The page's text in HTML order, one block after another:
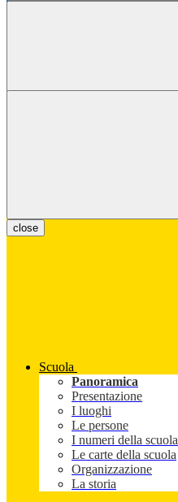
close
Scuola
Panoramica
Presentazione
I luoghi
Le persone
I numeri della scuola
Le carte della scuola
Organizzazione
La storia